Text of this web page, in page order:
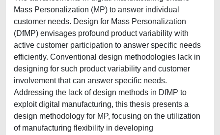
Mass Personalization (MP) to answer individual
customer needs. Design for Mass Personalization
(DfMP) envisages profound product variability with
active customer participation to answer specific needs
efficiently. Conventional design methodologies lack in
designing for such product variability and customer
involvement that can answer specific needs.
Addressing the lack of design methods in DfMP to
exploit digital manufacturing, this thesis presents a
design methodology for MP, focusing on the utilization
of manufacturing flexibility in developing